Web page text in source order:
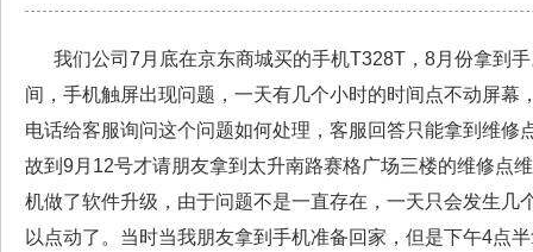
我们公司7月底在京东商城买的手机T328T，8月份拿到
间，手机触屏出现问题，一天有几个小时的时间点不动屏幕
电话给客服询问这个问题如何处理，客服回答只能拿到维修
故到9月12号才请朋友拿到太升南路赛格广场三楼的维修点
机做了软件升级，由于问题不是一直存在，一天只会发生几
以点动了。当时当我朋友拿到手机准备回家，但是下午4点